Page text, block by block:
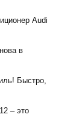
Audi
в
Быстро,
– это